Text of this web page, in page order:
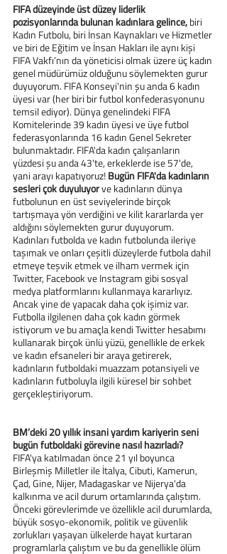
FIFA düzeyinde üst düzey liderlik
pozisyonlarında bulunan kadınlara gelince, biri
Kadın Futbolu, biri İnsan Kaynakları ve Hizmetler
ve biri de Eğitim ve İnsan Hakları ile aynı kişi
FIFA Vakfı’nın da yöneticisi olmak üzere üç kadın
genel müdürümüz olduğunu söylemekten gurur
duyuyorum. FIFA Konseyi'nin şu anda 6 kadın
üyesi var (her biri bir futbol konfederasyonunu
temsil ediyor). Dünya genelindeki FIFA
Komitelerinde 39 kadın üyesi ve üye futbol
federasyonlarında 16 kadın Genel Sekreter
bulunmaktadır. FIFA'da kadın çalışanların
yüzdesi şu anda 43'te, erkeklerde ise 57'de,
yani arayı kapatıyoruz! Bugün FIFA'da kadınların
sesleri çok duyuluyor ve kadınların dünya
futbolunun en üst seviyelerinde birçok
tartışmaya yön verdiğini ve kilit kararlarda yer
aldığını söylemekten gurur duyuyorum.
Kadınları futbolda ve kadın futbolunda ileriye
taşımak ve onları çeşitli düzeylerde futbola dahil
etmeye teşvik etmek ve ilham vermek için
Twitter, Facebook ve Instagram gibi sosyal
medya platformlarını kullanmaya kararlıyız.
Ancak yine de yapacak daha çok işimiz var.
Futbolla ilgilenen daha çok kadın görmek
istiyorum ve bu amaçla kendi Twitter hesabımı
kullanarak birçok ünlü yüzü, genellikle de erkek
ve kadın efsaneleri bir araya getirerek,
kadınların futboldaki muazzam potansiyeli ve
kadınların futboluyla ilgili küresel bir sohbet
gerçekleştiriyorum.
BM’deki 20 yıllık insani yardım kariyerin seni
bugün futboldaki görevine nasıl hazırladı?
FIFA'ya katılmadan önce 21 yıl boyunca
Birleşmiş Milletler ile İtalya, Cibuti, Kamerun,
Çad, Gine, Nijer, Madagaskar ve Nijerya'da
kalkınma ve acil durum ortamlarında çalıştım.
Önceki görevlerimde ve özellikle acil durumlarda,
büyük sosyo-ekonomik, politik ve güvenlik
zorlukları yaşayan ülkelerde hayat kurtaran
programlarla çalıştım ve bu da genellikle ölüm